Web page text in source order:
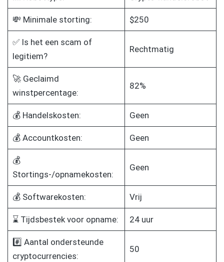
💸 Minimale storting: $250
✅ Is het een scam of
legitiem?
Rechtmatig
🚀 Geclaimd
winstpercentage:
82%
💰 Handelskosten: Geen
💰 Accountkosten: Geen
💰
Stortings-/opnamekosten:
Geen
💰 Softwarekosten: Vrij
⌛ Tijdsbestek voor opname: 24 uur
#️⃣ Aantal ondersteunde
cryptocurrencies:
50